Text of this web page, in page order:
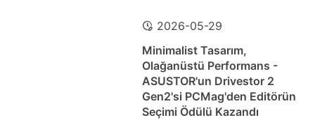
2026-05-29
Minimalist Tasarım,
Olağanüstü Performans -
ASUSTOR'un Drivestor 2
Gen2'si PCMag'den Editörün
Seçimi Ödülü Kazandı